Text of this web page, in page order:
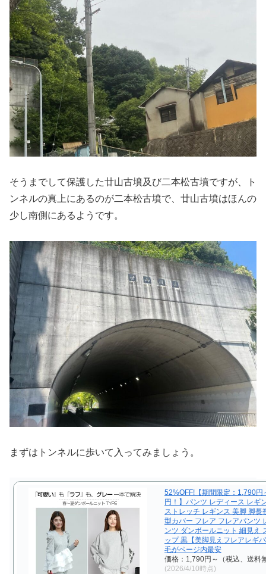
そうまでして保護した廿山古墳及び二本松古墳ですが、ト
ンネルの真上にあるのが二本松古墳で、廿山古墳はほんの
少し南側にあるようです。
まずはトンネルに歩いて入ってみましょう。
52%OFF!【期間限定：1,790円
円！】パンツ レディース レギ
ストレッチ レギンス 美脚 脚長
型カバー フレア フレアパンツ
ンツ ダンボールニット 細見え
ップ 黒【美脚見えフレアレギ
毛がページ内最安
価格：1,790円～（税込、送料
(2026/4/10時点)